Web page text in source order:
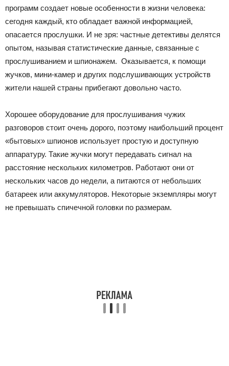
программ создает новые особенности в жизни человека:
сегодня каждый, кто обладает важной информацией,
опасается прослушки. И не зря: частные детективы делятся
опытом, называя статистические данные, связанные с
прослушиванием и шпионажем. Оказывается, к помощи
жучков, мини-камер и других подслушивающих устройств
жители нашей страны прибегают довольно часто.
Хорошее оборудование для прослушивания чужих
разговоров стоит очень дорого, поэтому наибольший процент
«бытовых» шпионов использует простую и доступную
аппаратуру. Такие жучки могут передавать сигнал на
расстояние нескольких километров. Работают они от
нескольких часов до недели, а питаются от небольших
батареек или аккумуляторов. Некоторые экземпляры могут
не превышать спичечной головки по размерам.